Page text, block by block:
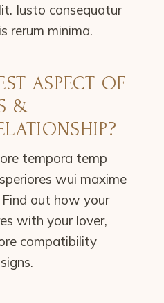
Iusto consequatur
rerum minima.
ASPECT OF
&
tempora temp
wui maxime
out how your
with your lover,
compatibility